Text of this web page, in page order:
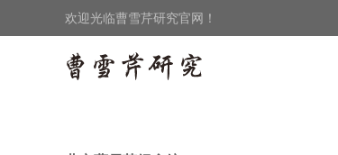
欢迎光临曹雪芹研究官网！